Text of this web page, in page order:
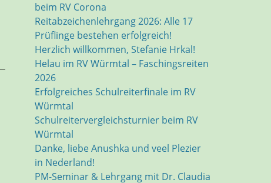
beim RV Corona
Reitabzeichenlehrgang 2026: Alle 17
Prüflinge bestehen erfolgreich!
Herzlich willkommen, Stefanie Hrkal!
Helau im RV Würmtal – Faschingsreiten
2026
Erfolgreiches Schulreiterfinale im RV
Würmtal
Schulreitervergleichsturnier beim RV
Würmtal
Danke, liebe Anushka und veel Plezier
in Nederland!
PM-Seminar & Lehrgang mit Dr. Claudia